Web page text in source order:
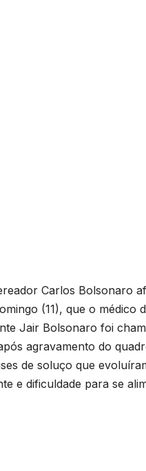
Carlos Bolsonaro
(11), que o médico
Jair Bolsonaro foi
agravamento do
de soluço que
e dificuldade para se